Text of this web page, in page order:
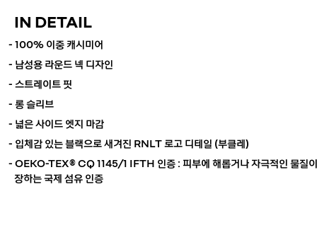
IN DETAIL
- 100% 이중 캐시미어
- 남성용 라운드 넥 디자인
- 스트레이트 핏
- 롱 슬리브
- 넓은 사이드 엣지 마감
- 입체감 있는 블랙으로 새겨진 RNLT 로고 디테일 (부클레)
- OEKO-TEX® CQ 1145/1 IFTH 인증 : 피부에 해롭거나 자극적인 물질
장하는 국제 섬유 인증